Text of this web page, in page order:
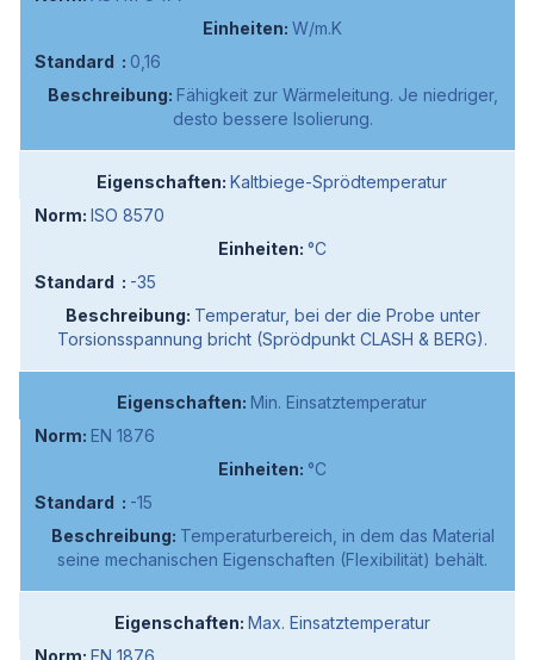
W/m.K
0,16
Fähigkeit zur Wärmeleitung. Je niedriger,
desto bessere Isolierung.
Kaltbiege-Sprödtemperatur
ISO 8570
°C
-35
Temperatur, bei der die Probe unter
Torsionsspannung bricht (Sprödpunkt CLASH & BERG).
Min. Einsatztemperatur
EN 1876
°C
-15
Temperaturbereich, in dem das Material
seine mechanischen Eigenschaften (Flexibilität) behält.
Max. Einsatztemperatur